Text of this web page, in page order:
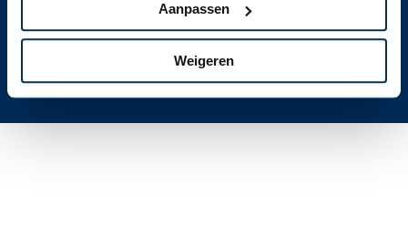
Aanpassen
Weigeren